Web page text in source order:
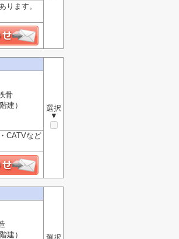
ります。
選択
▼
骨
建）
CATVなど
建）